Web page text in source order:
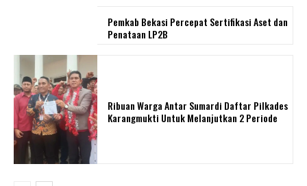
Pemkab Bekasi Percepat Sertifikasi Aset dan
Penataan LP2B
Ribuan Warga Antar Sumardi Daftar Pilkades
Karangmukti Untuk Melanjutkan 2 Periode